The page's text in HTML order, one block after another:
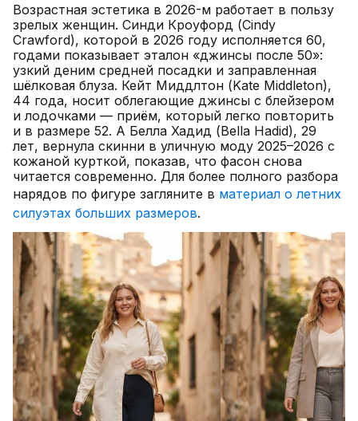
Возрастная эстетика в 2026-м работает в пользу
зрелых женщин. Синди Кроуфорд (Cindy
Crawford), которой в 2026 году исполняется 60,
годами показывает эталон «джинсы после 50»:
узкий деним средней посадки и заправленная
шёлковая блуза. Кейт Миддлтон (Kate Middleton),
44 года, носит облегающие джинсы с блейзером
и лодочками — приём, который легко повторить
и в размере 52. А Белла Хадид (Bella Hadid), 29
лет, вернула скинни в уличную моду 2025–2026 с
кожаной курткой, показав, что фасон снова
читается современно. Для более полного разбора
нарядов по фигуре загляните в материал о летних
силуэтах больших размеров.